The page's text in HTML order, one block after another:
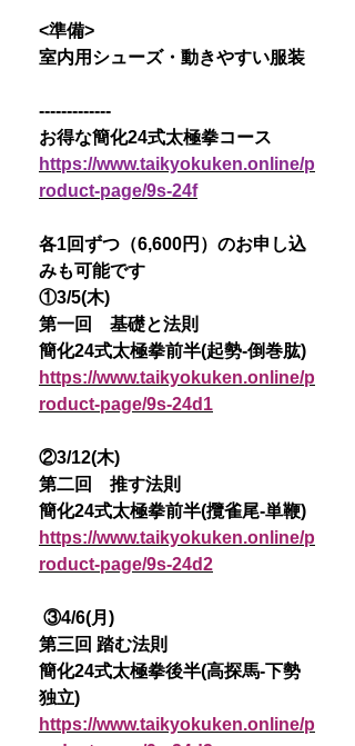
<準備>
室内用シューズ・動きやすい服装
-------------
お得な簡化24式太極拳コース
https://www.taikyokuken.online/p
roduct-page/9s-24f
各1回ずつ（6,600円）のお申し込
みも可能です
①3/5(木)
第一回 基礎と法則
簡化24式太極拳前半(起勢-倒巻肱)
https://www.taikyokuken.online/p
roduct-page/9s-24d1
②3/12(木)
第二回 推す法則
簡化24式太極拳前半(攬雀尾-単鞭)
https://www.taikyokuken.online/p
roduct-page/9s-24d2
③4/6(月)
第三回 踏む法則
簡化24式太極拳後半(高探馬-下勢
独立)
https://www.taikyokuken.online/p